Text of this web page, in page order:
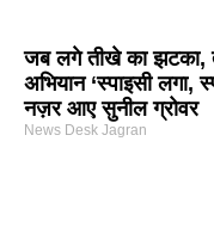
जब लगे तीखे का झटका,
अभियान ‘स्पाइसी लगा,
नज़र आए सुनील ग्रोवर
News Desk Jagran